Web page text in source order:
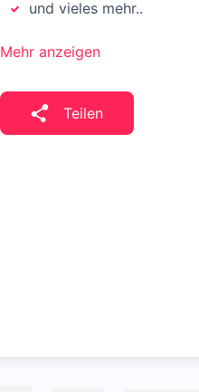
und vieles mehr..
Mehr anzeigen
Teilen